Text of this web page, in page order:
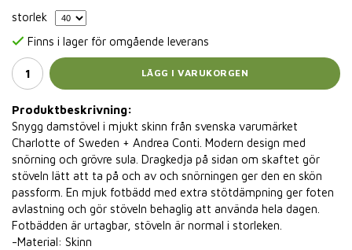
storlek
Finns i lager för omgående leverans
LÄGG I VARUKORGEN
Produktbeskrivning:
Snygg damstövel i mjukt skinn från svenska varumärket
Charlotte of Sweden + Andrea Conti. Modern design med
snörning och grövre sula. Dragkedja på sidan om skaftet gör
stöveln lätt att ta på och av och snörningen ger den en skön
passform. En mjuk fotbädd med extra stötdämpning ger foten
avlastning och gör stöveln behaglig att använda hela dagen.
Fotbädden är urtagbar, stöveln är normal i storleken.
-Material: Skinn